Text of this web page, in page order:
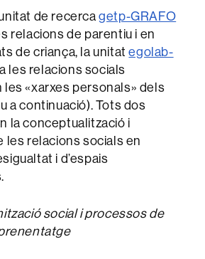
de recercagetp-GRAFO
relacions de parentiu i en
de criança, la unitategolab-
les relacions socials
«xarxes personals» dels
a continuació). Tots dos
la conceptualització i
les relacions socials en
i d’espais
social i processos de